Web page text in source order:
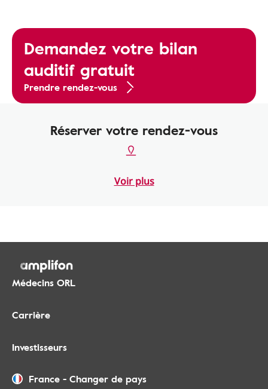
Demandez votre bilan
auditif gratuit
Prendre rendez-vous
Réserver votre rendez-vous
Voir plus
Médecins ORL
Carrière
Investisseurs
France - Changer de pays